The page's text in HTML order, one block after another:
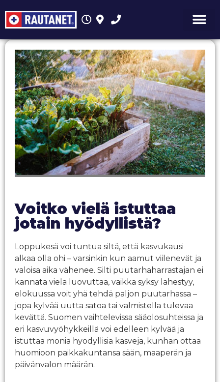
Voitko vielä istuttaa
jotain hyödyllistä?
Loppukesä voi tuntua siltä, että kasvukausi
alkaa olla ohi – varsinkin kun aamut viilenevät ja
valoisa aika vähenee. Silti puutarhaharrastajan ei
kannata vielä luovuttaa, vaikka syksy lähestyy,
elokuussa voit yhä tehdä paljon puutarhassa –
jopa kylvää uutta satoa tai valmistella tulevaa
kevättä. Suomen vaihtelevissa sääolosuhteissa ja
eri kasvuvyöhykkeillä voi edelleen kylvää ja
istuttaa monia hyödyllisiä kasveja, kunhan ottaa
huomioon paikkakuntansa sään, maaperän ja
päivänvalon määrän.